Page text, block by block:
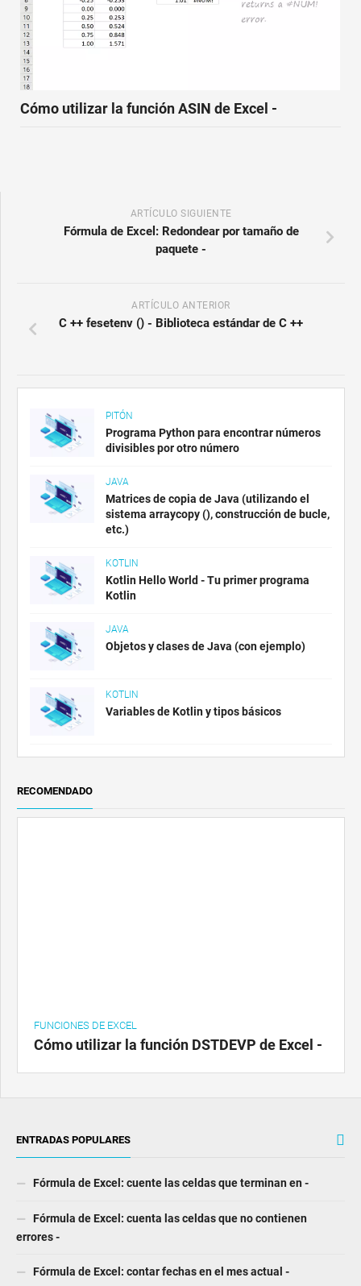
Cómo utilizar la función ASIN de Excel -
ARTÍCULO SIGUIENTE
Fórmula de Excel: Redondear por tamaño de
paquete -
ARTÍCULO ANTERIOR
C ++ fesetenv () - Biblioteca estándar de C ++
PITÓN
Programa Python para encontrar números
divisibles por otro número
JAVA
Matrices de copia de Java (utilizando el
sistema arraycopy (), construcción de bucle,
etc.)
KOTLIN
Kotlin Hello World - Tu primer programa
Kotlin
JAVA
Objetos y clases de Java (con ejemplo)
KOTLIN
Variables de Kotlin y tipos básicos
RECOMENDADO
FUNCIONES DE EXCEL
Cómo utilizar la función DSTDEVP de Excel -
ENTRADAS POPULARES
Fórmula de Excel: cuente las celdas que terminan en -
Fórmula de Excel: cuenta las celdas que no contienen
errores -
Fórmula de Excel: contar fechas en el mes actual -